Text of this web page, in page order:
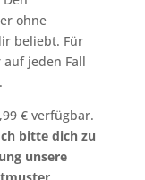
ohne
beliebt. Für
jeden Fall
€ verfügbar.
bitte dich zu
unsere